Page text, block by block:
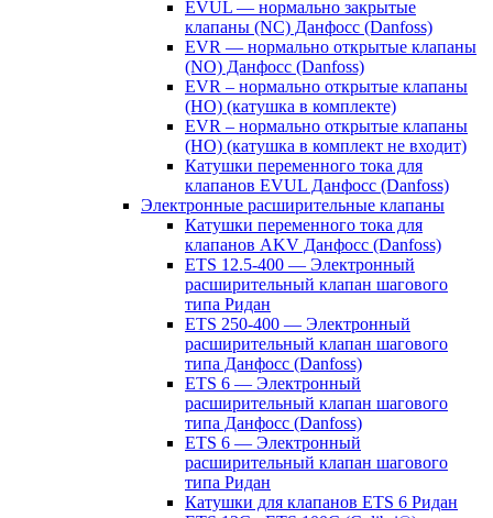
EVUL — нормально закрытые
клапаны (NC) Данфосс (Danfoss)
EVR — нормально открытые клапаны
(NO) Данфосс (Danfoss)
EVR – нормально открытые клапаны
(НО) (катушка в комплекте)
EVR – нормально открытые клапаны
(НО) (катушка в комплект не входит)
Катушки переменного тока для
клапанов EVUL Данфосс (Danfoss)
Электронные расширительные клапаны
Катушки переменного тока для
клапанов AKV Данфосс (Danfoss)
ETS 12.5-400 — Электронный
расширительный клапан шагового
типа Ридан
ETS 250-400 — Электронный
расширительный клапан шагового
типа Данфосс (Danfoss)
ETS 6 — Электронный
расширительный клапан шагового
типа Данфосс (Danfoss)
ETS 6 — Электронный
расширительный клапан шагового
типа Ридан
Катушки для клапанов ETS 6 Ридан